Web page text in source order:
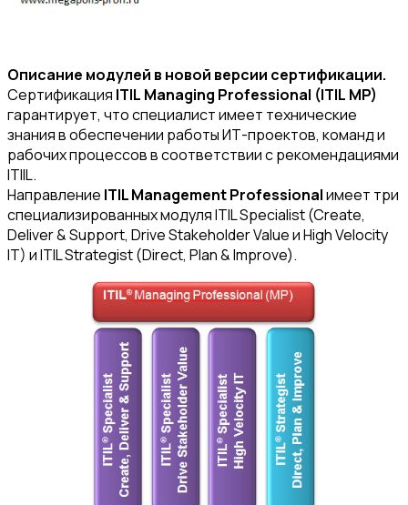
Описание модулей в новой версии сертификации.
Сертификация ITIL Managing Professional (ITIL MP)
гарантирует, что специалист имеет технические
знания в обеспечении работы ИТ-проектов, команд и
рабочих процессов в соответствии с рекомендациями
ITIIL.
Направление ITIL Management Professionalимеет три
специализированных модуля ITIL Specialist (Create,
Deliver & Support, Drive Stakeholder Value и High Velocity
IT) и ITIL Strategist (Direct, Plan & Improve).